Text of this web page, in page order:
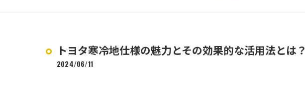
トヨタ寒冷地仕様の魅力とその効果的な活用法とは？
2024/06/11